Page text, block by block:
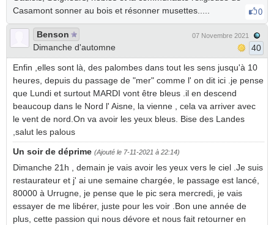
Casamont sonner au bois et résonner musettes.....
0
Benson
Dimanche d'automne
07 Novembre 2021
40
Enfin ,elles sont là, des palombes dans tout les sens jusqu'à 10
heures, depuis du passage de "mer" comme l' on dit ici .je pense
que Lundi et surtout MARDI vont être bleus .il en descend
beaucoup dans le Nord l' Aisne, la vienne , cela va arriver avec
le vent de nord.On va avoir les yeux bleus. Bise des Landes
,salut les palous
Un soir de déprime (Ajouté le 7-11-2021 à 22:14)
Dimanche 21h , demain je vais avoir les yeux vers le ciel .Je suis
restaurateur et j' ai une semaine chargée, le passage est lancé,
80000 à Urrugne, je pense que le pic sera mercredi, je vais
essayer de me libérer, juste pour les voir .Bon une année de
plus, cette passion qui nous dévore et nous fait retourner en